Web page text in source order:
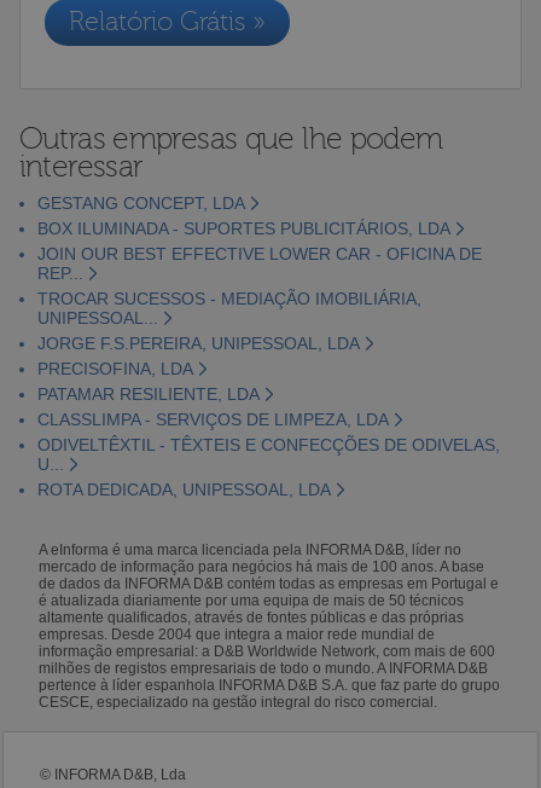
Relatório Grátis »
Outras empresas que lhe podem
interessar
GESTANG CONCEPT, LDA
BOX ILUMINADA - SUPORTES PUBLICITÁRIOS, LDA
JOIN OUR BEST EFFECTIVE LOWER CAR - OFICINA DE
REP...
TROCAR SUCESSOS - MEDIAÇÃO IMOBILIÁRIA,
UNIPESSOAL...
JORGE F.S.PEREIRA, UNIPESSOAL, LDA
PRECISOFINA, LDA
PATAMAR RESILIENTE, LDA
CLASSLIMPA - SERVIÇOS DE LIMPEZA, LDA
ODIVELTÊXTIL - TÊXTEIS E CONFECÇÕES DE ODIVELAS,
U...
ROTA DEDICADA, UNIPESSOAL, LDA
A eInforma é uma marca licenciada pela INFORMA D&B, líder no
mercado de informação para negócios há mais de 100 anos. A base
de dados da INFORMA D&B contém todas as empresas em Portugal e
é atualizada diariamente por uma equipa de mais de 50 técnicos
altamente qualificados, através de fontes públicas e das próprias
empresas. Desde 2004 que integra a maior rede mundial de
informação empresarial: a D&B Worldwide Network, com mais de 600
milhões de registos empresariais de todo o mundo. A INFORMA D&B
pertence à líder espanhola INFORMA D&B S.A. que faz parte do grupo
CESCE, especializado na gestão integral do risco comercial.
© INFORMA D&B, Lda